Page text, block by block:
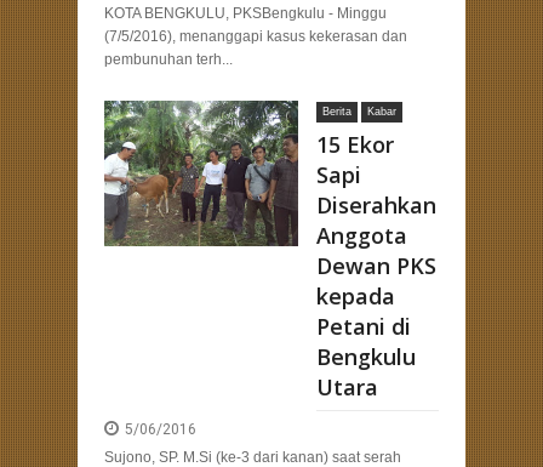
KOTA BENGKULU, PKSBengkulu - Minggu
(7/5/2016), menanggapi kasus kekerasan dan
pembunuhan terh...
Berita Kabar
15 Ekor
Sapi
Diserahkan
Anggota
Dewan PKS
kepada
Petani di
Bengkulu
Utara
5/06/2016
Sujono, SP. M.Si (ke-3 dari kanan) saat serah